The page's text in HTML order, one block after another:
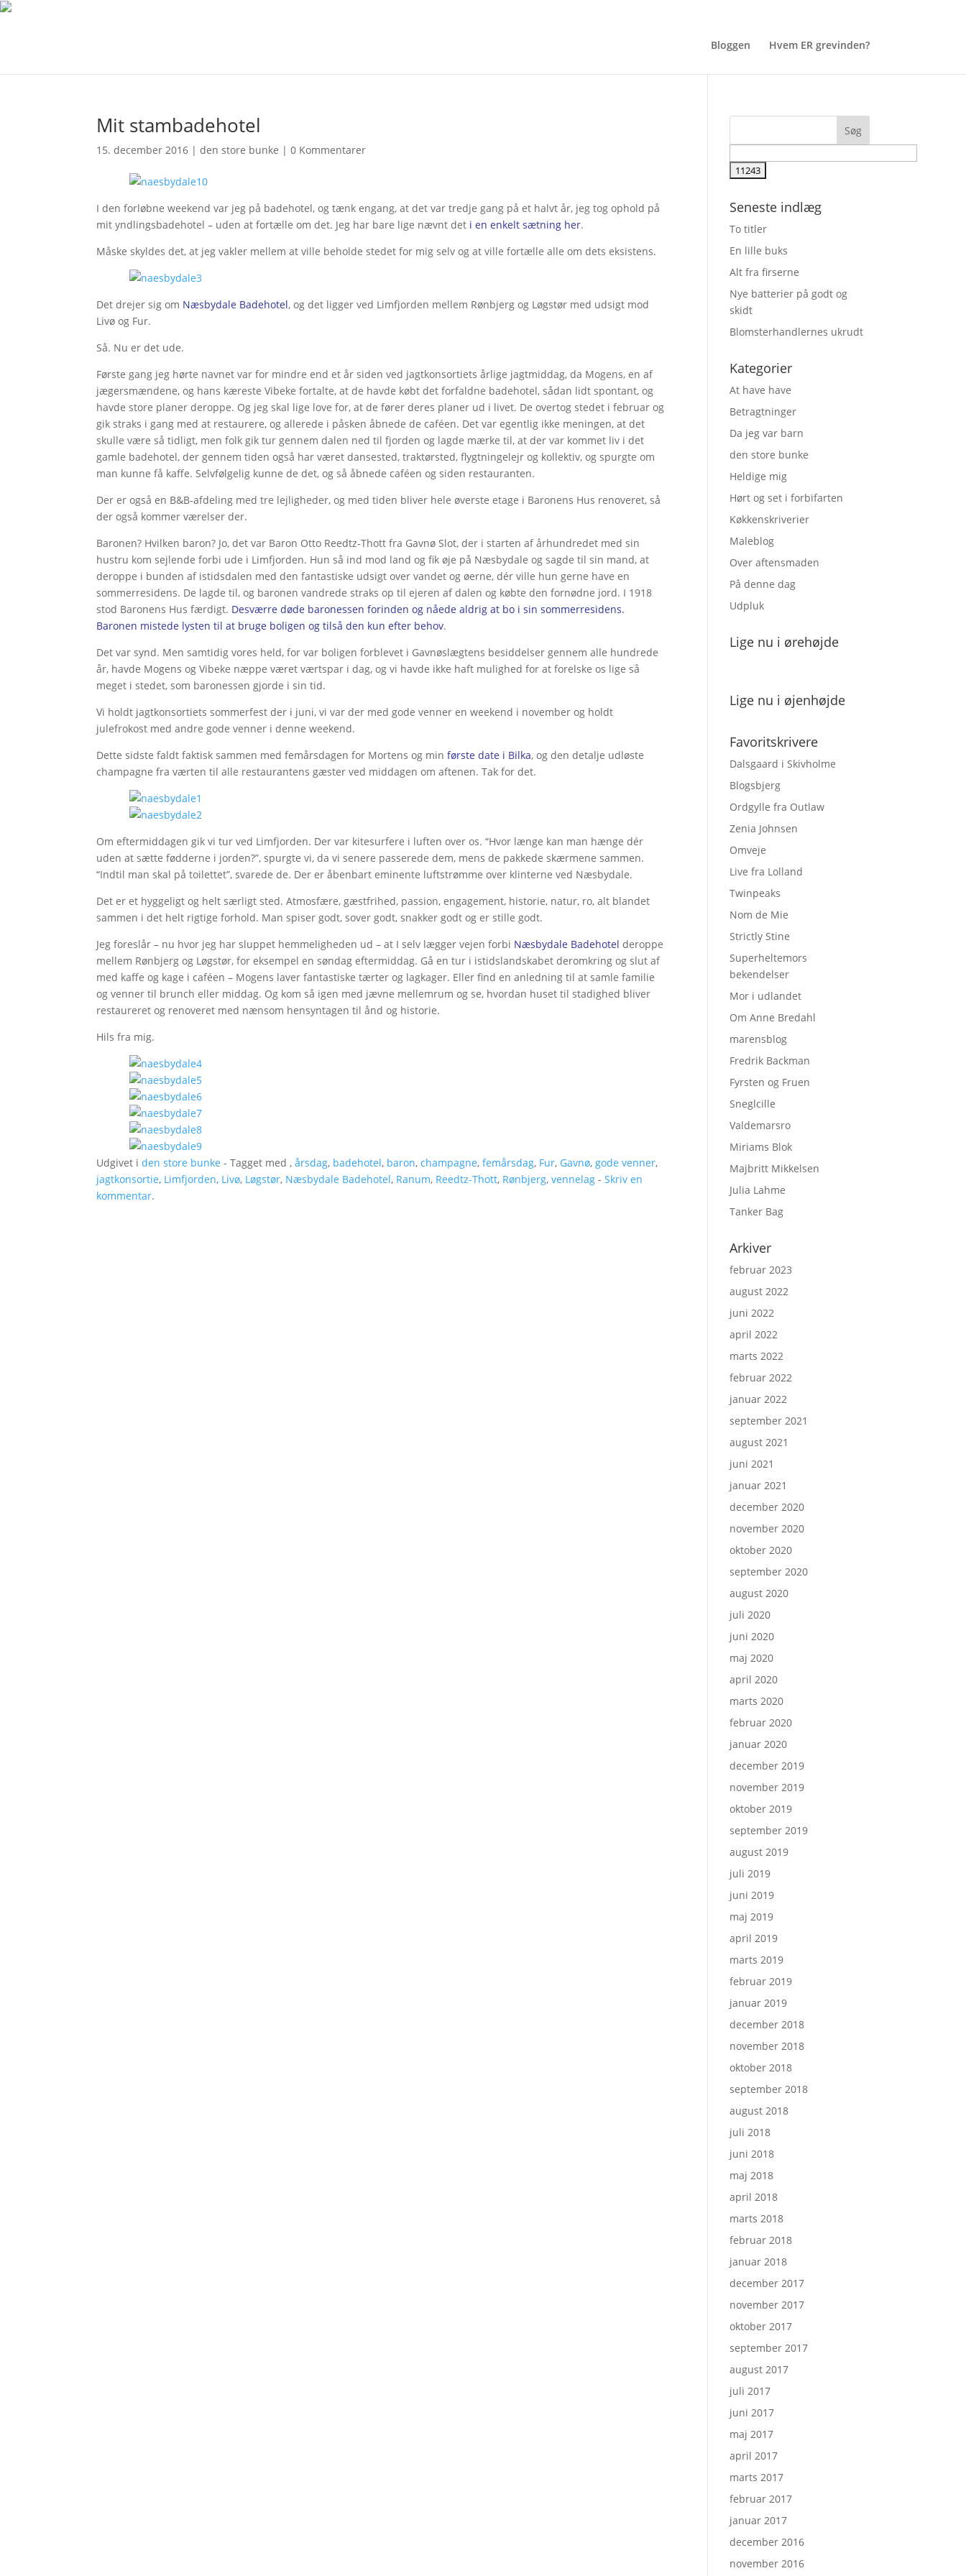
Bloggen Hvem ER grevinden?
Mit stambadehotel
15. december 2016 |den store bunke |0 Kommentarer
I den forløbne weekend var jeg på badehotel, og tænk engang, at det var tredje gang på et halvt år, jeg tog ophold på
mit yndlingsbadehotel – uden at fortælle om det. Jeg har bare lige nævnt det i en enkelt sætning her.
Måske skyldes det, at jeg vakler mellem at ville beholde stedet for mig selv og at ville fortælle alle om dets eksistens.
Det drejer sig om Næsbydale Badehotel, og det ligger ved Limfjorden mellem Rønbjerg og Løgstør med udsigt mod
Livø og Fur.
Så. Nu er det ude.
Første gang jeg hørte navnet var for mindre end et år siden ved jagtkonsortiets årlige jagtmiddag, da Mogens, en af
jægersmændene, og hans kæreste Vibeke fortalte, at de havde købt det forfaldne badehotel, sådan lidt spontant, og
havde store planer deroppe. Og jeg skal lige love for, at de fører deres planer ud i livet. De overtog stedet i februar og
gik straks i gang med at restaurere, og allerede i påsken åbnede de caféen. Det var egentlig ikke meningen, at det
skulle være så tidligt, men folk gik tur gennem dalen ned til fjorden og lagde mærke til, at der var kommet liv i det
gamle badehotel, der gennem tiden også har været dansested, traktørsted, flygtningelejr og kollektiv, og spurgte om
man kunne få kaffe. Selvfølgelig kunne de det, og så åbnede caféen og siden restauranten.
Der er også en B&B-afdeling med tre lejligheder, og med tiden bliver hele øverste etage i Baronens Hus renoveret, så
der også kommer værelser der.
Baronen? Hvilken baron? Jo, det var Baron Otto Reedtz-Thott fra Gavnø Slot, der i starten af århundredet med sin
hustru kom sejlende forbi ude i Limfjorden. Hun så ind mod land og fik øje på Næsbydale og sagde til sin mand, at
deroppe i bunden af istidsdalen med den fantastiske udsigt over vandet og øerne, dér ville hun gerne have en
sommerresidens. De lagde til, og baronen vandrede straks op til ejeren af dalen og købte den fornødne jord. I 1918
stod Baronens Hus færdigt. Desværre døde baronessen forinden og nåede aldrig at bo i sin sommerresidens.
Baronen mistede lysten til at bruge boligen og tilså den kun efter behov.
Det var synd. Men samtidig vores held, for var boligen forblevet i Gavnøslægtens besiddelser gennem alle hundrede
år, havde Mogens og Vibeke næppe været værtspar i dag, og vi havde ikke haft mulighed for at forelske os lige så
meget i stedet, som baronessen gjorde i sin tid.
Vi holdt jagtkonsortiets sommerfest der i juni, vi var der med gode venner en weekend i november og holdt
julefrokost med andre gode venner i denne weekend.
Dette sidste faldt faktisk sammen med femårsdagen for Mortens og minførste date i Bilka, og den detalje udløste
champagne fra værten til alle restaurantens gæster ved middagen om aftenen. Tak for det.
Om eftermiddagen gik vi tur ved Limfjorden. Der var kitesurfere i luften over os. “Hvor længe kan man hænge dér
uden at sætte fødderne i jorden?”, spurgte vi, da vi senere passerede dem, mens de pakkede skærmene sammen.
“Indtil man skal på toilettet”, svarede de. Der er åbenbart eminente luftstrømme over klinterne ved Næsbydale.
Det er et hyggeligt og helt særligt sted. Atmosfære, gæstfrihed, passion, engagement, historie, natur, ro, alt blandet
sammen i det helt rigtige forhold. Man spiser godt, sover godt, snakker godt og er stille godt.
Jeg foreslår – nu hvor jeg har sluppet hemmeligheden ud – at I selv lægger vejen forbi Næsbydale Badehotel deroppe
mellem Rønbjerg og Løgstør, for eksempel en søndag eftermiddag. Gå en tur i istidslandskabet deromkring og slut af
med kaffe og kage i caféen – Mogens laver fantastiske tærter og lagkager. Eller find en anledning til at samle familie
og venner til brunch eller middag. Og kom så igen med jævne mellemrum og se, hvordan huset til stadighed bliver
restaureret og renoveret med nænsom hensyntagen til ånd og historie.
Hils fra mig.
Udgivet iden store bunke - Tagget med ,årsdag, badehotel, baron,champagne,femårsdag, Fur, Gavnø,gode venner,
jagtkonsortie, Limfjorden, Livø, Løgstør, Næsbydale Badehotel, Ranum, Reedtz-Thott, Rønbjerg,vennelag -Skriv en
kommentar.
Seneste indlæg
To titler
En lille buks
Alt fra firserne
Nye batterier på godt og
skidt
Blomsterhandlernes ukrudt
Kategorier
At have have
Betragtninger
Da jeg var barn
den store bunke
Heldige mig
Hørt og set i forbifarten
Køkkenskriverier
Maleblog
Over aftensmaden
På denne dag
Udpluk
Lige nu i ørehøjde
Lige nu i øjenhøjde
Favoritskrivere
Dalsgaard i Skivholme
Blogsbjerg
Ordgylle fra Outlaw
Zenia Johnsen
Omveje
Live fra Lolland
Twinpeaks
Nom de Mie
Strictly Stine
Superheltemors
bekendelser
Mor i udlandet
Om Anne Bredahl
marensblog
Fredrik Backman
Fyrsten og Fruen
Sneglcille
Valdemarsro
Miriams Blok
Majbritt Mikkelsen
Julia Lahme
Tanker Bag
Arkiver
februar 2023
august 2022
juni 2022
april 2022
marts 2022
februar 2022
januar 2022
september 2021
august 2021
juni 2021
januar 2021
december 2020
november 2020
oktober 2020
september 2020
august 2020
juli 2020
juni 2020
maj 2020
april 2020
marts 2020
februar 2020
januar 2020
december 2019
november 2019
oktober 2019
september 2019
august 2019
juli 2019
juni 2019
maj 2019
april 2019
marts 2019
februar 2019
januar 2019
december 2018
november 2018
oktober 2018
september 2018
august 2018
juli 2018
juni 2018
maj 2018
april 2018
marts 2018
februar 2018
januar 2018
december 2017
november 2017
oktober 2017
september 2017
august 2017
juli 2017
juni 2017
maj 2017
april 2017
marts 2017
februar 2017
januar 2017
december 2016
november 2016